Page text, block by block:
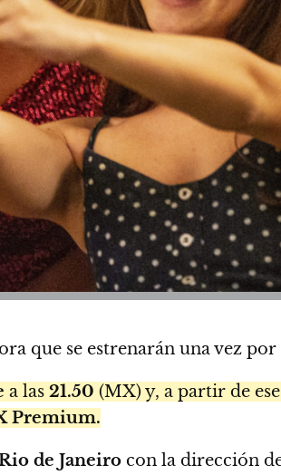
que se estrenarán una vez por
a las 21.50 (MX) y, a partir de
Premium.
de Janeiro con la dirección